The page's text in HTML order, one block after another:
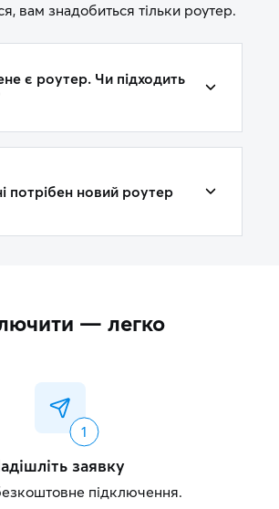
вам знадобиться тільки роутер.
є роутер. Чи підходить
потрібен новий роутер
— легко
заявку
підключення.